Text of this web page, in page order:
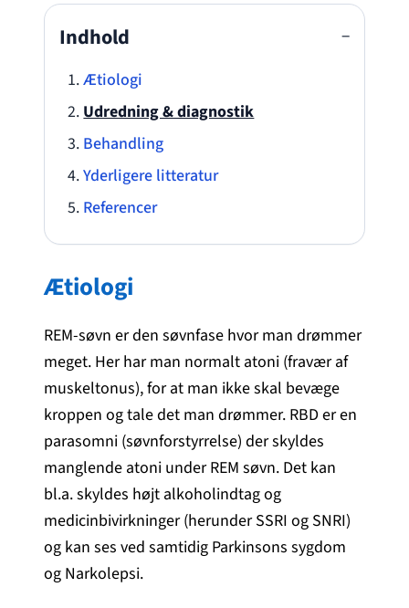
Indhold −
Ætiologi
Udredning & diagnostik
Behandling
Yderligere litteratur
Referencer
Ætiologi
REM-søvn er den søvnfase hvor man drømmer
meget. Her har man normalt atoni (fravær af
muskeltonus), for at man ikke skal bevæge
kroppen og tale det man drømmer. RBD er en
parasomni (søvnforstyrrelse) der skyldes
manglende atoni under REM søvn. Det kan
bl.a. skyldes højt alkoholindtag og
medicinbivirkninger (herunder SSRI og SNRI)
og kan ses ved samtidig Parkinsons sygdom
og Narkolepsi.